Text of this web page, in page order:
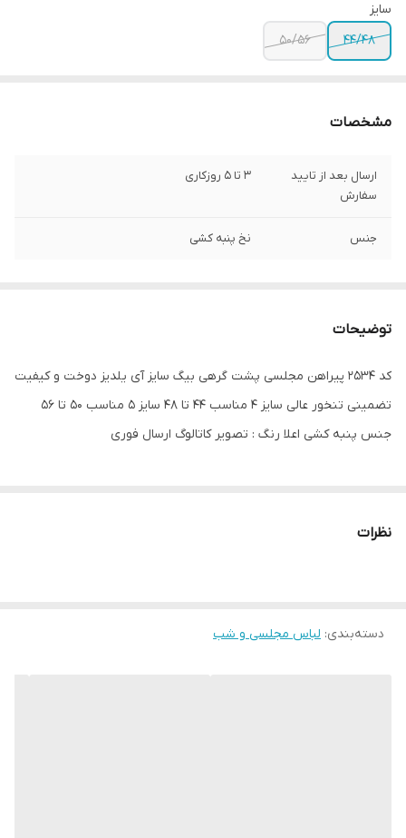
سایز
44/48
50/56
مشخصات
ارسال بعد از تایید
سفارش
3 تا 5 روزکاری
جنس نخ پنبه کشی
توضیحات
کد 2534 پیراهن مجلسی پشت گرهی بیگ سایز آی یلدیز دوخت و کیفیت
تضمینی تنخور عالی سایز 4 مناسب 44 تا 48 سایز 5 مناسب 50 تا 56
جنس پنبه کشی اعلا رنگ : تصویر کاتالوگ ارسال فوری
نظرات
دسته‌بندی: لباس مجلسی و شب